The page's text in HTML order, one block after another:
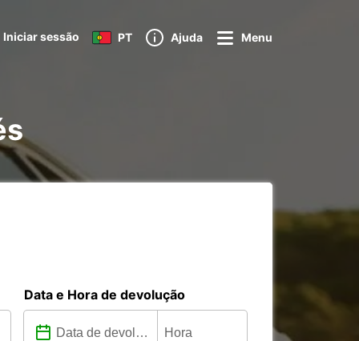
Iniciar sessão PT Ajuda Menu
Data e Hora de devolução